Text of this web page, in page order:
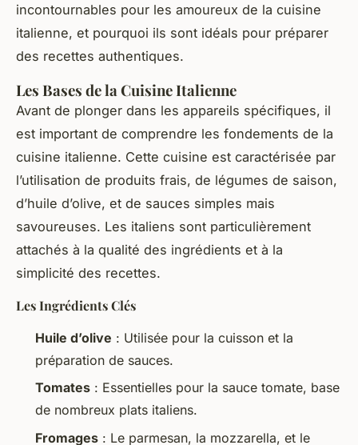
incontournables pour les amoureux de la cuisine
italienne, et pourquoi ils sont idéals pour préparer
des recettes authentiques.
Les Bases de la Cuisine Italienne
Avant de plonger dans les appareils spécifiques, il
est important de comprendre les fondements de la
cuisine italienne. Cette cuisine est caractérisée par
l’utilisation de produits frais, de légumes de saison,
d’huile d’olive, et de sauces simples mais
savoureuses. Les italiens sont particulièrement
attachés à la qualité des ingrédients et à la
simplicité des recettes.
Les Ingrédients Clés
Huile d’olive : Utilisée pour la cuisson et la
préparation de sauces.
Tomates : Essentielles pour la sauce tomate, base
de nombreux plats italiens.
Fromages : Le parmesan, la mozzarella, et le